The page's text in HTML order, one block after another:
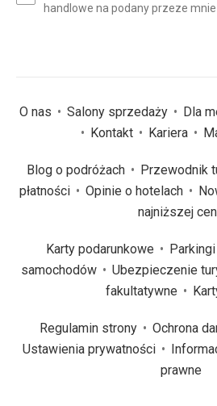
(wymagane)
handlowe na podany przeze
O nas Salony sprzedaży Dla
Kontakt
Kariera
Blog o podróżach Przewodnik
płatności
Opinie o hotelach
najniższej
Karty podarunkowe Parkingi
samochodów
Ubezpieczenie
fakultatywne
Regulamin strony
Ochrona
Ustawienia prywatności
prawne